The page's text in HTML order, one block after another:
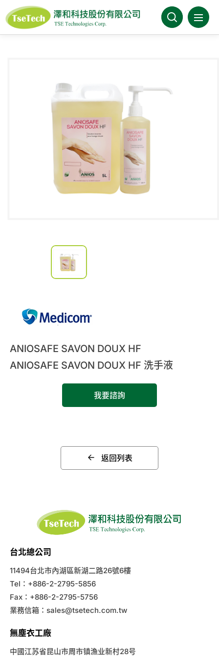
澤和科技有限公司
產品介紹
產業分類
代理品牌
型錄下載
繁體中文
ANIOSAFE SAVON DOUX HF
ANIOSAFE SAVON DOUX HF 洗手液
我要諮詢
返回列表
台北總公司
11494台北市內湖區新湖二路26號6樓
Tel：+886-2-2795-5856
Fax：+886-2-2795-5756
業務信箱： sales@tsetech.com.tw
無塵衣工廠
中國江苏省昆山市周市镇漁业新村28号